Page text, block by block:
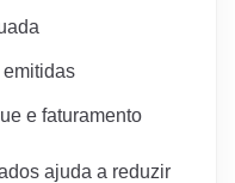
emitidas
e faturamento
ajuda a reduzir